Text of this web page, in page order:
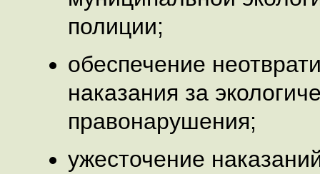
полиции;
обеспечение
наказания за
правонарушения;
ужесточение